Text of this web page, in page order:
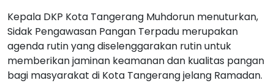
Kepala DKP Kota Tangerang Muhdorun menuturkan,
Sidak Pengawasan Pangan Terpadu merupakan
agenda rutin yang diselenggarakan rutin untuk
memberikan jaminan keamanan dan kualitas pangan
bagi masyarakat di Kota Tangerang jelang Ramadan.